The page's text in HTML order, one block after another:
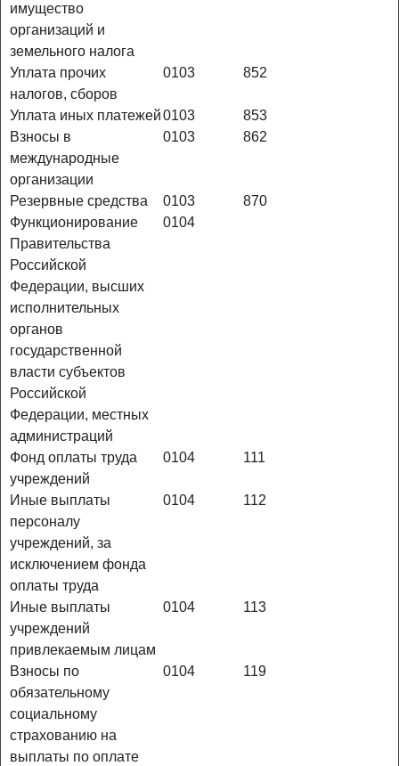
имущество
организаций и
земельного налога
Уплата прочих
налогов, сборов
0103 852
Уплата иных платежей0103
853
Взносы в
международные
организации
0103 862
Резервные средства 0103
870
Функционирование
Правительства
Российской
Федерации, высших
исполнительных
органов
государственной
власти субъектов
Российской
Федерации, местных
администраций
0104
Фонд оплаты труда
учреждений
0104 111
Иные выплаты
персоналу
учреждений, за
исключением фонда
оплаты труда
0104 112
Иные выплаты
учреждений
привлекаемым лицам
0104 113
Взносы по
обязательному
социальному
страхованию на
выплаты по оплате
0104 119